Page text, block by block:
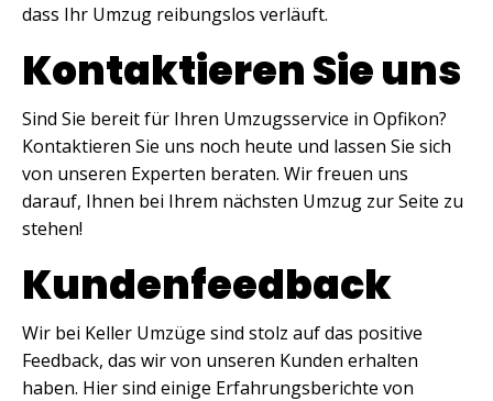
dass Ihr Umzug reibungslos verläuft.
Kontaktieren Sie uns
Sind Sie bereit für Ihren Umzugsservice in Opfikon?
Kontaktieren Sie uns noch heute und lassen Sie sich
von unseren Experten beraten. Wir freuen uns
darauf, Ihnen bei Ihrem nächsten Umzug zur Seite zu
stehen!
Kundenfeedback
Wir bei Keller Umzüge sind stolz auf das positive
Feedback, das wir von unseren Kunden erhalten
haben. Hier sind einige Erfahrungsberichte von